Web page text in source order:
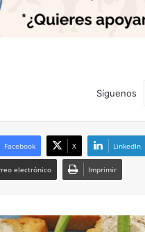
Síguenos
Facebook X LinkedIn
electrónico Imprimir